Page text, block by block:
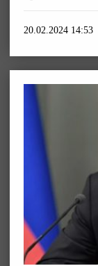
20.02.2024 14:53